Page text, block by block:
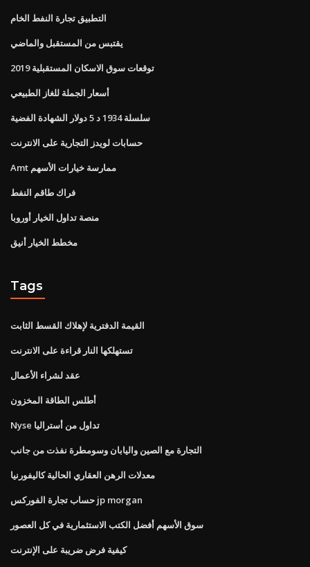
التطبيق تجارة النفط الخام
يقتبس من المستقبل والماضي
توقعات سوق الاسكان المستقبلية 2019
أسعار الجملة للغاز الطبيعي
سلسلة 1934 د 5 دولار الشهادة الفضية
حسابات لويدز التجارية على الانترنت
Amt ممارسة خيارات الأسهم
فراك طاقم النفط
منصة تداول الخيار أوروبا
مخطط الخيار أنيق
Tags
القيمة الدفترية لإهلاك القسط الثابت
تستهلكها النار قراءة على الانترنت
عقد لشراء الأعمال
أطلس الطاقة المخزون
Nyse تداول من أستراليا
التجارة مع الصين واليابان وسومطرة نفذت من جانب
معدلات الرهن العقاري الحالية كاليفورنيا
حساب تجارة الفوركس jp morgan
سوق الأسهم أفضل الكتب الاستثمارية في كل العصور
كيفية فرض ضريبة على الإنترنت